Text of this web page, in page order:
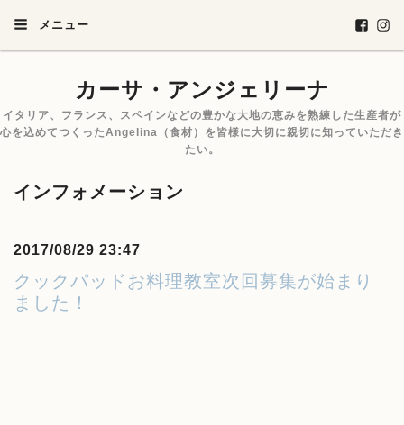
メニュー
カーサ・アンジェリーナ
イタリア、フランス、スペインなどの豊かな大地の恵みを熟練した生産者が
心を込めてつくったAngelina（食材）を皆様に大切に親切に知っていただき
たい。
インフォメーション
2017/08/29 23:47
クックパッドお料理教室次回募集が始まり
ました！